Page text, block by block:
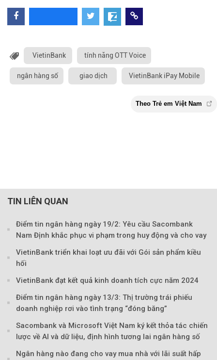
VietinBank tính năng OTT Voice
ngân hàng số giao dịch VietinBank iPay Mobile
TIN LIÊN QUAN
Điểm tin ngân hàng ngày 19/2: Yêu cầu Sacombank
Nam Định khắc phục vi phạm trong huy động và cho vay
VietinBank triển khai loạt ưu đãi với Gói sản phẩm kiều
hối
VietinBank đạt kết quả kinh doanh tích cực năm 2024
Điểm tin ngân hàng ngày 13/3: Thị trường trái phiếu
doanh nghiệp rơi vào tình trạng “đóng băng”
Sacombank và Microsoft Việt Nam ký kết thỏa tác chiến
lược về AI và dữ liệu, định hình tương lai ngân hàng số
Ngân hàng nào đang cho vay mua nhà với lãi suất hấp